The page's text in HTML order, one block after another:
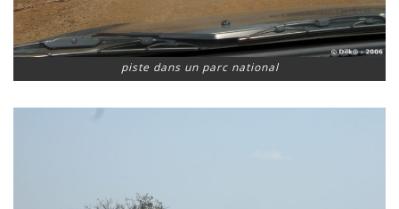
piste dans un parc national